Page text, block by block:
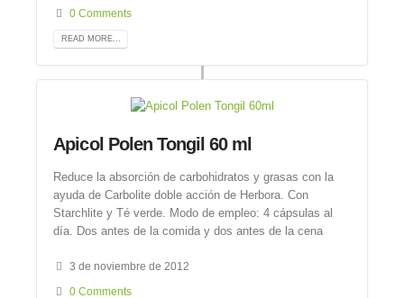
0 Comments
READ MORE...
Apicol Polen Tongil 60 ml
Reduce la absorción de carbohidratos y grasas con la
ayuda de Carbolite doble acción de Herbora. Con
Starchlite y Té verde. Modo de empleo: 4 cápsulas al
día. Dos antes de la comida y dos antes de la cena
3 de noviembre de 2012
0 Comments